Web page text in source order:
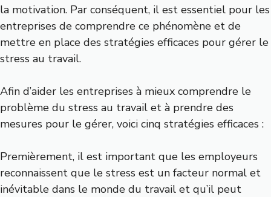
la motivation. Par conséquent, il est essentiel pour les
entreprises de comprendre ce phénomène et de
mettre en place des stratégies efficaces pour gérer le
stress au travail.
Afin d’aider les entreprises à mieux comprendre le
problème du stress au travail et à prendre des
mesures pour le gérer, voici cinq stratégies efficaces :
Premièrement, il est important que les employeurs
reconnaissent que le stress est un facteur normal et
inévitable dans le monde du travail et qu’il peut